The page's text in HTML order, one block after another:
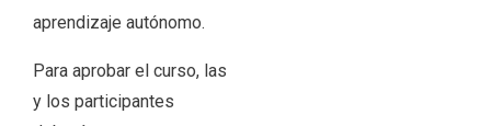
aprendizaje autónomo.
Para aprobar el curso, las
y los participantes